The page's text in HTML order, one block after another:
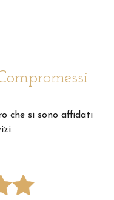
che si sono affidati